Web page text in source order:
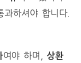
과하셔야 합니다.
여야 하며, 상환